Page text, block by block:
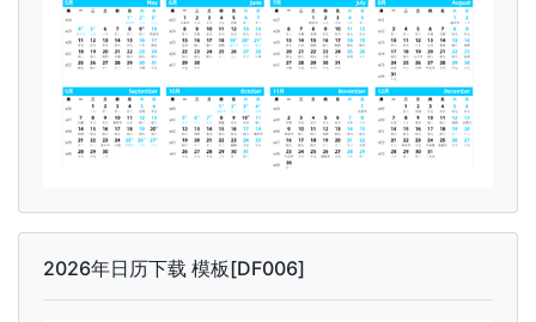
2026年日历下载 模板[DF006]